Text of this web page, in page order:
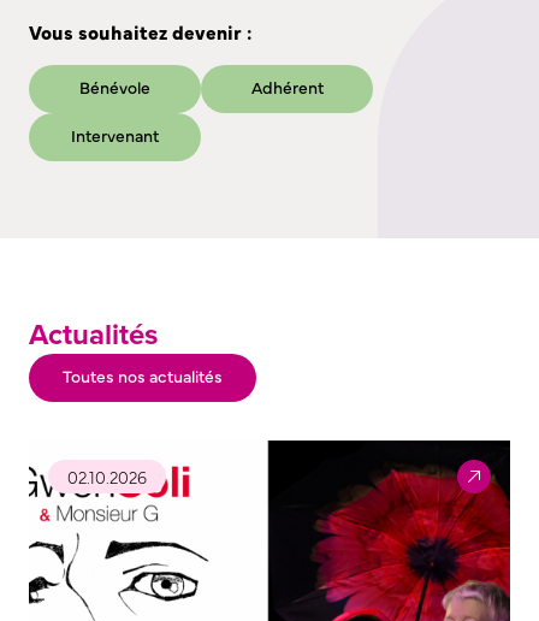
Vous souhaitez devenir :
Bénévole
Adhérent
Intervenant
Actualités
Toutes nos actualités
02.10.2026